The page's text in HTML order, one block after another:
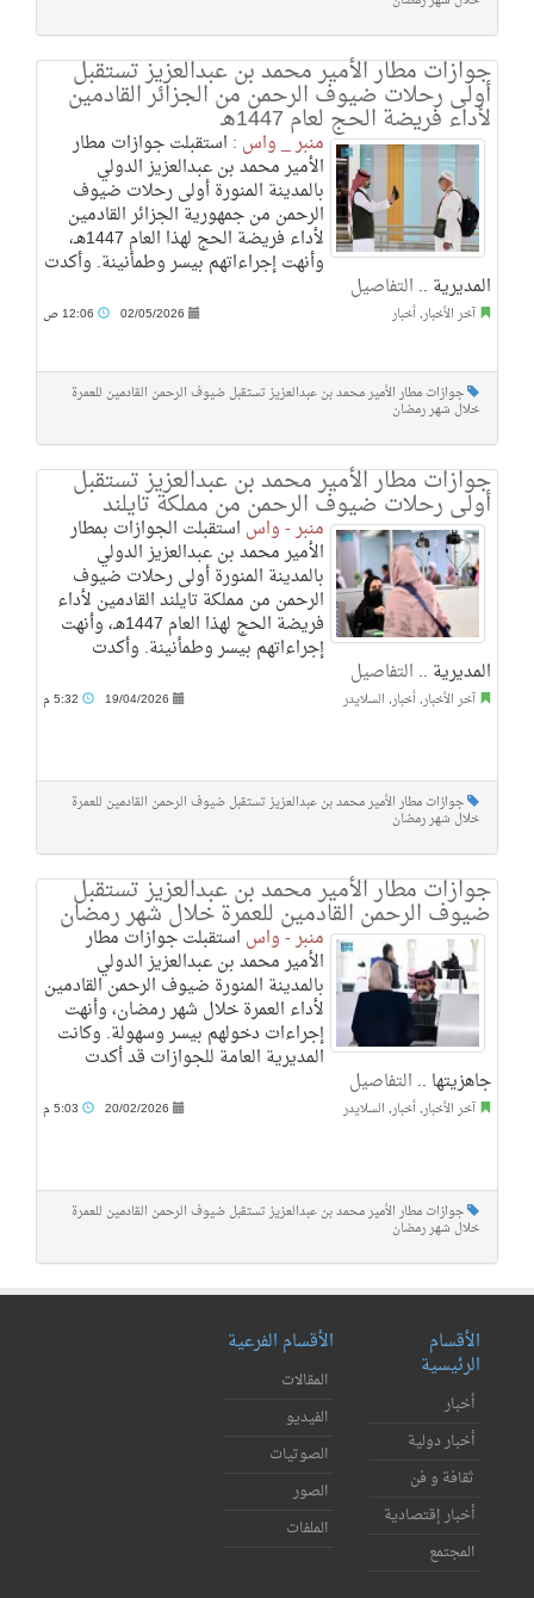
جوازات مطار الأمير محمد بن عبدالعزيز تستقبل
أولى رحلات ضيوف الرحمن من الجزائر القادمين
لأداء فريضة الحج لعام 1447هـ
منبر _ واس : استقبلت جوازات مطار
الأمير محمد بن عبدالعزيز الدولي
بالمدينة المنورة أولى رحلات ضيوف
الرحمن من جمهورية الجزائر القادمين
لأداء فريضة الحج لهذا العام 1447هـ،
وأنهت إجراءاتهم بيسر وطمأنينة. وأكدت
المديرية .. التفاصيل
آخر الأخبار, أخبار 02/05/2026
جوازات مطار الأمير محمد بن عبدالعزيز تستقبل ضيوف الرحمن القادمين للعمرة
خلال شهر رمضان
جوازات مطار الأمير محمد بن عبدالعزيز تستقبل
أولى رحلات ضيوف الرحمن من مملكة تايلند
منبر - واس استقبلت الجوازات بمطار
الأمير محمد بن عبدالعزيز الدولي
بالمدينة المنورة أولى رحلات ضيوف
الرحمن من مملكة تايلند القادمين لأداء
فريضة الحج لهذا العام 1447هـ، وأنهت
إجراءاتهم بيسر وطمأنينة. وأكدت
المديرية .. التفاصيل
آخر الأخبار, أخبار, السلايدر 19/04/2026
جوازات مطار الأمير محمد بن عبدالعزيز تستقبل ضيوف الرحمن القادمين للعمرة
خلال شهر رمضان
جوازات مطار الأمير محمد بن عبدالعزيز تستقبل
ضيوف الرحمن القادمين للعمرة خلال شهر رمضان
منبر - واس استقبلت جوازات مطار
الأمير محمد بن عبدالعزيز الدولي
بالمدينة المنورة ضيوف الرحمن القادمين
لأداء العمرة خلال شهر رمضان، وأنهت
إجراءات دخولهم بيسر وسهولة. وكانت
المديرية العامة للجوازات قد أكدت
جاهزيتها .. التفاصيل
آخر الأخبار, أخبار, السلايدر 20/02/2026
جوازات مطار الأمير محمد بن عبدالعزيز تستقبل ضيوف الرحمن القادمين للعمرة
خلال شهر رمضان
الأقسام
الرئيسية
أخبار
أخبار دولية
ثقافة و فن
أخبار إقتصادية
المجتمع
الأقسام الفرعية
المقالات
الفيديو
الصوتيات
الصور
الملفات